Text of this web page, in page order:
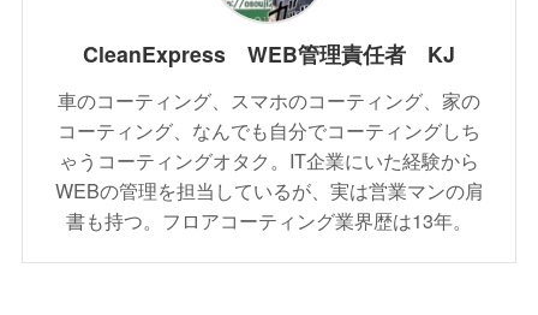
CleanExpress WEB管理責任者 KJ
車のコーティング、スマホのコーティング、家の
コーティング、なんでも自分でコーティングしち
ゃうコーティングオタク。IT企業にいた経験から
WEBの管理を担当しているが、実は営業マンの肩
書も持つ。フロアコーティング業界歴は13年。